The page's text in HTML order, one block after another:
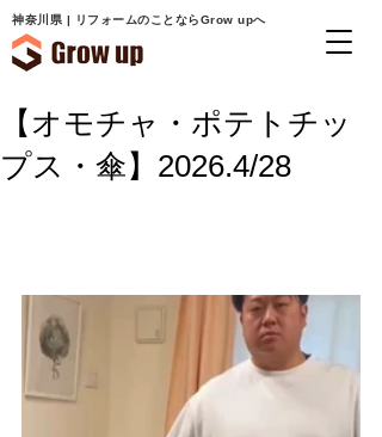
神奈川県 | リフォームのことならGrow upへ
【オモチャ・ポテトチッ
プス・傘】2026.4/28